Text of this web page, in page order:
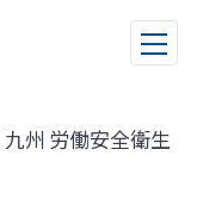
労働安全衛生